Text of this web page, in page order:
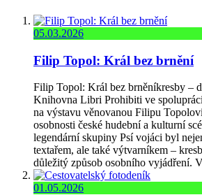
05.03.2026
Filip Topol: Král bez brnění
Filip Topol: Král bez brněníkresby –
Knihovna Libri Prohibiti ve
na výstavu věnovanou Filipu
osobnosti české hudební a kulturní
legendární skupiny Psí vojáci byl
textařem, ale také výtvarníkem –
důležitý způsob osobního vyjádření.
01.05.2026